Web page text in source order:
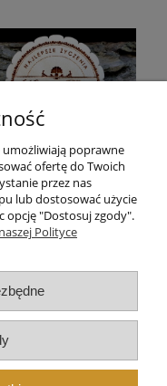
poprawne
ofertę do Twoich
przez nas
lub dostosować użycie
opcję "Dostosuj zgody".
Polityce